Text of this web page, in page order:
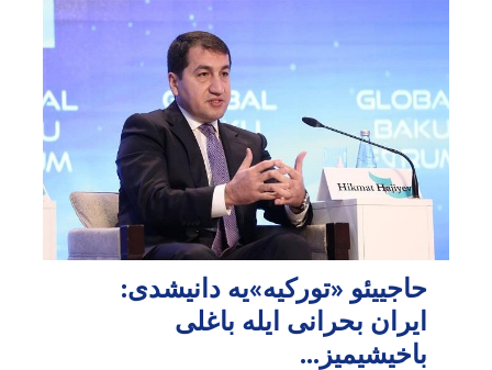
حاجییئو «تورکیه»یه دانیشدی:
ایران بحرانی ایله باغلی
باخیشیمیز...